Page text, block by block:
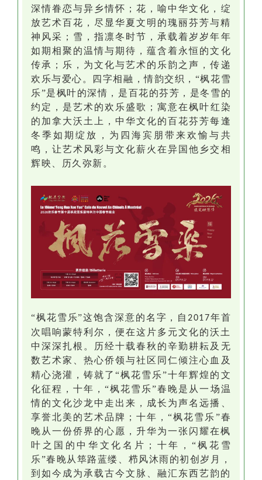
深情眷恋与异乡情怀；花，喻中华文化 ，绽
放艺术百花，尽显华夏文明的瑰丽芬芳与精
神风采；雪，指凛冬时节，承载着岁岁年年
如期相聚的温情与期待，蕴含着永恒的文化
传承；乐，为文化与艺术的 乐韵 之声，传递
欢乐与爱心 。四字相融，情韵交织 ， “枫花雪
乐”是枫叶的深情，是百花的芬芳，是冬雪的
约定，是艺术的欢 乐盛歌 ； 寓意在枫叶红染
的加拿大沃土上，中华文化的百花芬芳每逢
冬季如期绽放，为四海宾朋带来欢愉与共
鸣，让艺术 风彩与文化薪火在异 国他 乡交相
辉映、历久弥新。
“枫花雪乐”这饱含深意的名字，自 2017年首
次唱响蒙特利尔，便在这片多元文化的沃土
中深深扎根。历经十载春秋的辛勤耕耘 及 无
数艺术家、热心侨领与社区同仁倾注心血 及
精心浇灌，铸就了“枫花雪乐”十年辉煌的文
化征程 ，十年，“枫花雪乐”春晚是 从一场温
情的文化沙龙中走出来 ，成长为声名远播、
享誉北美 的艺术品牌；十年，“枫花雪乐”春
晚从一份侨界的心愿，升华为一张闪耀在枫
叶之国的中华文化名片；十年，“枫花雪
乐”春晚从筚路蓝缕、栉风沐雨的初创岁月，
到如今成为承载古今文脉、融汇东西艺韵的